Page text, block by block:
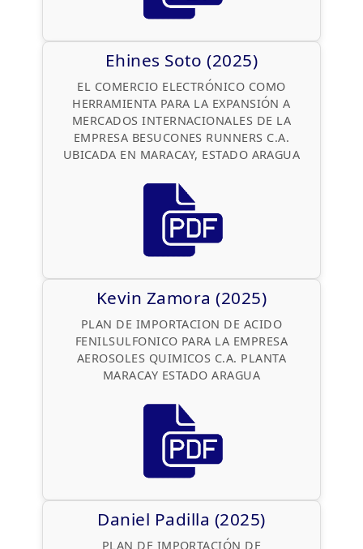
Ehines Soto (2025)
EL COMERCIO ELECTRÓNICO COMO
HERRAMIENTA PARA LA EXPANSIÓN A
MERCADOS INTERNACIONALES DE LA
EMPRESA BESUCONES RUNNERS C.A.
UBICADA EN MARACAY, ESTADO ARAGUA
Kevin Zamora (2025)
PLAN DE IMPORTACION DE ACIDO
FENILSULFONICO PARA LA EMPRESA
AEROSOLES QUIMICOS C.A. PLANTA
MARACAY ESTADO ARAGUA
Daniel Padilla (2025)
PLAN DE IMPORTACIÓN DE